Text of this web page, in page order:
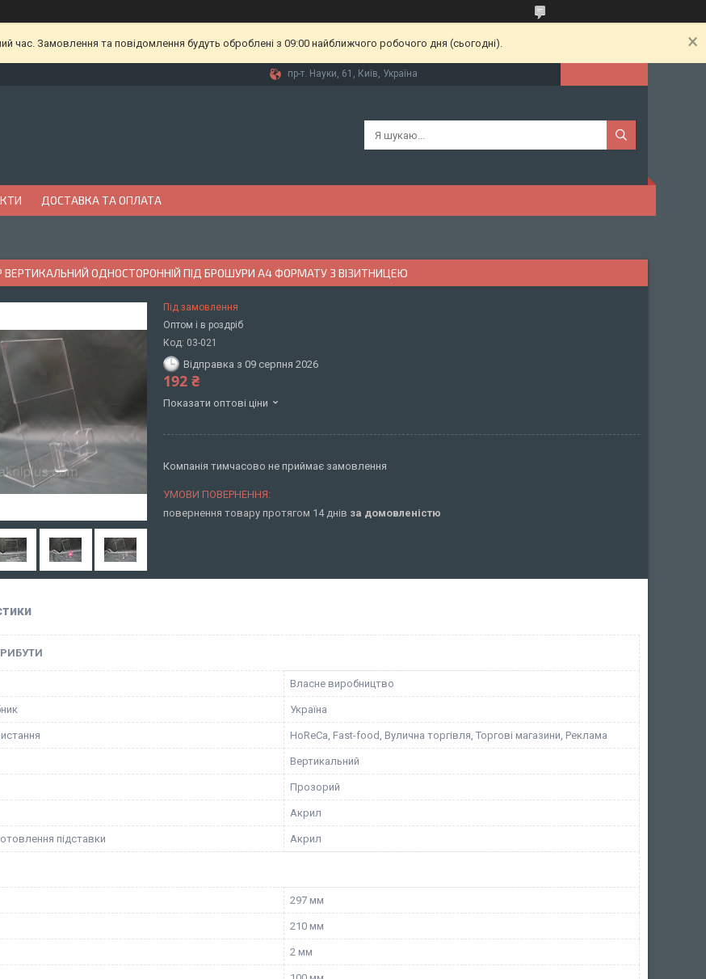
час. Замовлення та повідомлення будуть оброблені з 09:00 найближчого робочого дня (сьогодні).
пр-т. Науки, 61, Київ, Україна
ДОСТАВКА ТА ОПЛАТА
ОДНОСТОРОННІЙ ПІД БРОШУРИ А4 ФОРМАТУ З ВІЗИТНИЦЕЮ
Під замовлення
Оптом і в роздріб
Код: 03-021
Відправка з 09 серпня 2026
192 ₴
Показати оптові ціни
Компанія тимчасово не приймає замовлення
повернення товару протягом 14 днів за домовленістю
Власне виробництво
Україна
HoReCa, Fast-food, Вулична торгівля, Торгові магазини, Реклама
Вертикальний
Прозорий
Акрил
підставки Акрил
297 мм
210 мм
2 мм